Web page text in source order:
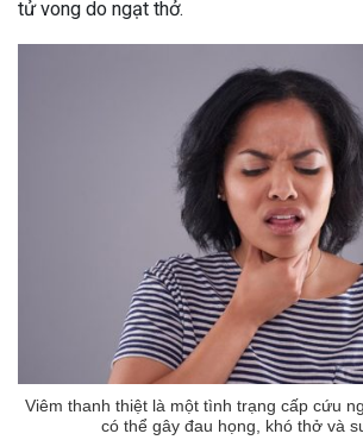
tử vong do ngạt thở.
Viêm thanh thiệt là một tình trạng cấp cứu
có thể gây đau họng, khó thở và